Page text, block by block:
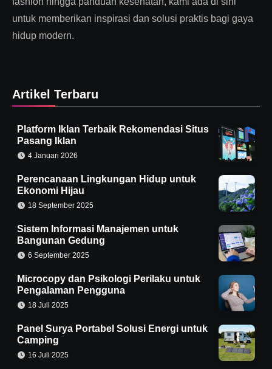
untuk memberikan inspirasi dan solusi praktis bagi gaya
hidup modern.
Artikel Terbaru
Platform Iklan Terbaik Rekomendasi Situs
Pasang Iklan
4 Januari 2026
Perencanaan Lingkungan Hidup untuk
Ekonomi Hijau
18 September 2025
Sistem Informasi Manajemen untuk
Bangunan Gedung
6 September 2025
Microcopy dan Psikologi Perilaku untuk
Pengalaman Pengguna
18 Juli 2025
Panel Surya Portabel Solusi Energi untuk
Camping
16 Juli 2025